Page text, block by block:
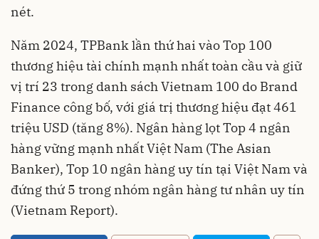
nét.
Năm 2024, TPBank lần thứ hai vào Top 100
thương hiệu tài chính mạnh nhất toàn cầu và giữ
vị trí 23 trong danh sách Vietnam 100 do Brand
Finance công bố, với giá trị thương hiệu đạt 461
triệu USD (tăng 8%). Ngân hàng lọt Top 4 ngân
hàng vững mạnh nhất Việt Nam (The Asian
Banker), Top 10 ngân hàng uy tín tại Việt Nam và
đứng thứ 5 trong nhóm ngân hàng tư nhân uy tín
(Vietnam Report).